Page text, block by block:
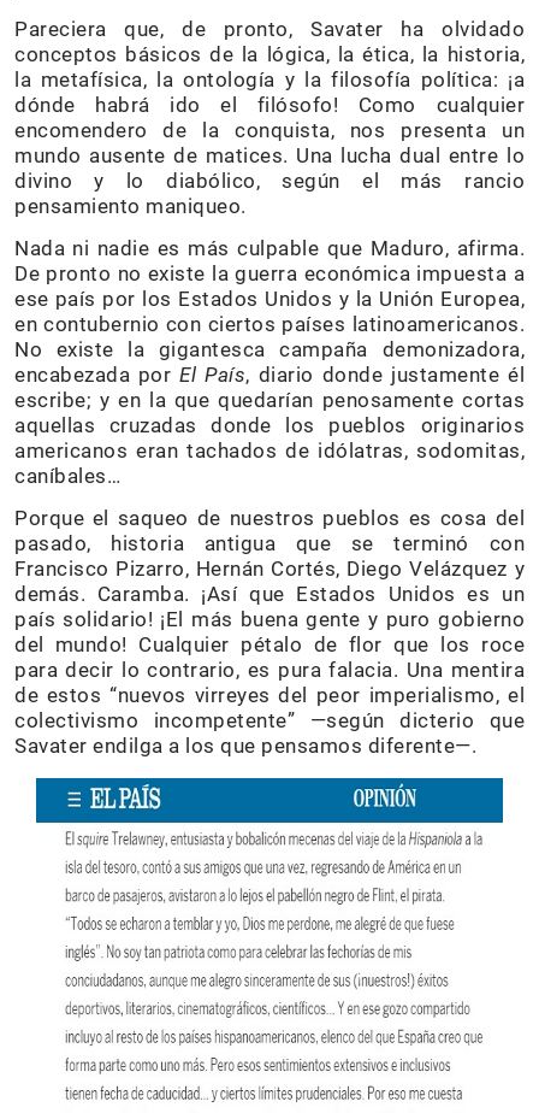
Pareciera que, de pronto, Savater ha olvidado
conceptos básicos de la lógica, la ética, la historia,
la metafísica, la ontología y la filosofía política: ¡a
dónde habrá ido el filósofo! Como cualquier
encomendero de la conquista, nos presenta un
mundo ausente de matices. Una lucha dual entre lo
divino y lo diabólico, según el más rancio
pensamiento maniqueo.
Nada ni nadie es más culpable que Maduro, afirma.
De pronto no existe la guerra económica impuesta a
ese país por los Estados Unidos y la Unión Europea,
en contubernio con ciertos países latinoamericanos.
No existe la gigantesca campaña demonizadora,
encabezada porEl País, diario donde justamente él
escribe; y en la que quedarían penosamente cortas
aquellas cruzadas donde los pueblos originarios
americanos eran tachados de idólatras, sodomitas,
caníbales…
Porque el saqueo de nuestros pueblos es cosa del
pasado, historia antigua que se terminó con
Francisco Pizarro, Hernán Cortés, Diego Velázquez y
demás. Caramba. ¡Así que Estados Unidos es un
país solidario! ¡El más buena gente y puro gobierno
del mundo! Cualquier pétalo de flor que los roce
para decir lo contrario, es pura falacia. Una mentira
de estos “nuevos virreyes del peor imperialismo, el
colectivismo incompetente” —según dicterio que
Savater endilga a los que pensamos diferente—.